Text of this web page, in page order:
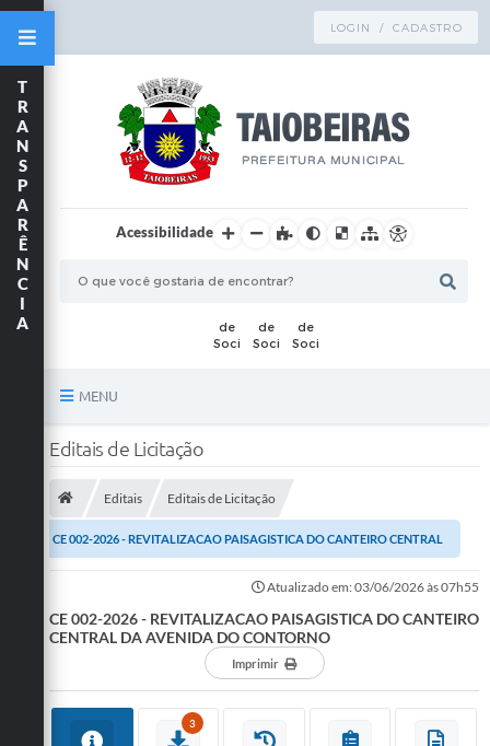
LOGIN / CADASTRO
Acessibilidade
MENU
Principal
A Nossa Cidade
T
R
A
N
S
P
A
R
Ê
N
C
I
A
Editais de Licitação
Editais Editais de Licitação
CE 002-2026 - REVITALIZACAO PAISAGISTICA DO CANTEIRO CENTRAL
Atualizado em: 03/06/2026 às 07h55
CE 002-2026 - REVITALIZACAO PAISAGISTICA DO CANTEIRO
CENTRAL DA AVENIDA DO CONTORNO
Imprimir
3